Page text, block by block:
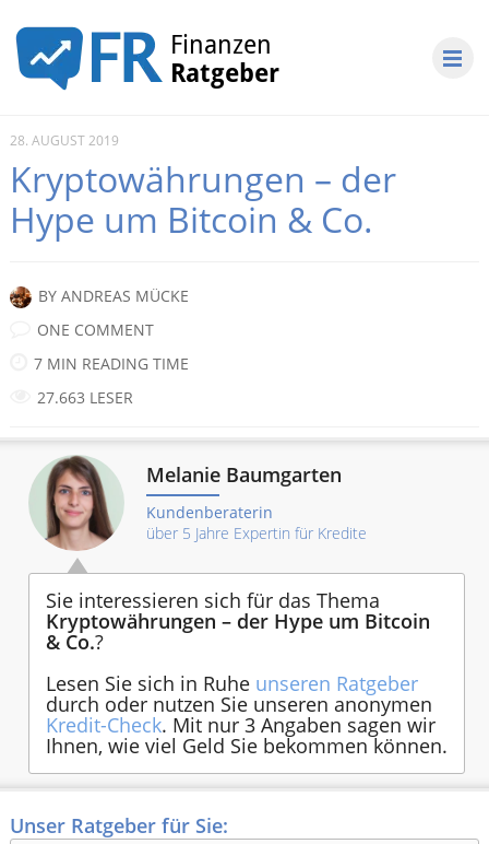
28. AUGUST 2019
Kryptowährungen – der
Hype um Bitcoin & Co.
BY ANDREAS MÜCKE
ONE COMMENT
7 MIN READING TIME
27.663 LESER
Melanie Baumgarten
Kundenberaterin
über 5 Jahre Expertin für Kredite
Sie interessieren sich für das Thema
Kryptowährungen – der Hype um Bitcoin
& Co.?
Lesen Sie sich in Ruhe unseren Ratgeber
durch oder nutzen Sie unseren anonymen
Kredit-Check. Mit nur 3 Angaben sagen wir
Ihnen, wie viel Geld Sie bekommen können.
Unser Ratgeber für Sie: